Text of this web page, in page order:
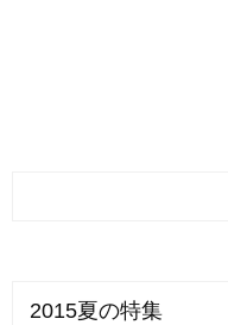
2015夏の特集